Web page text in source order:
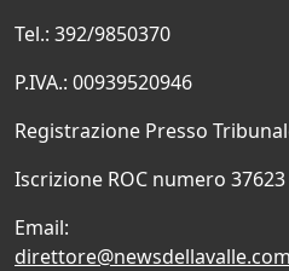
Tel.: 392/9850370
P.IVA.: 00939520946
Registrazione Presso
Iscrizione ROC numero 37623
Email:
direttore@newsdellavalle.com